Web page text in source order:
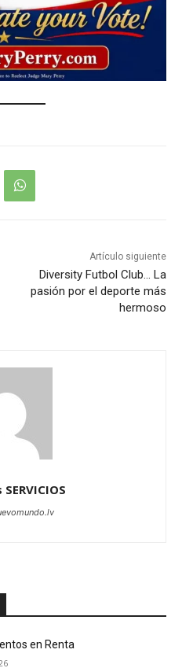
Artículo siguiente
Diversity Futbol Club… La
pasión por el deporte más
hermoso
en Renta